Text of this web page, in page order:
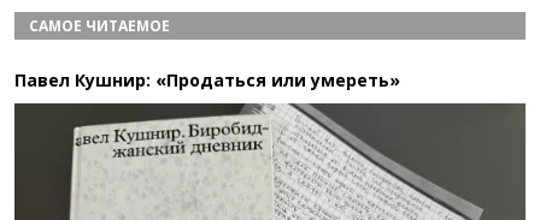
САМОЕ ЧИТАЕМОЕ
Павел Кушнир: «Продаться или умереть»